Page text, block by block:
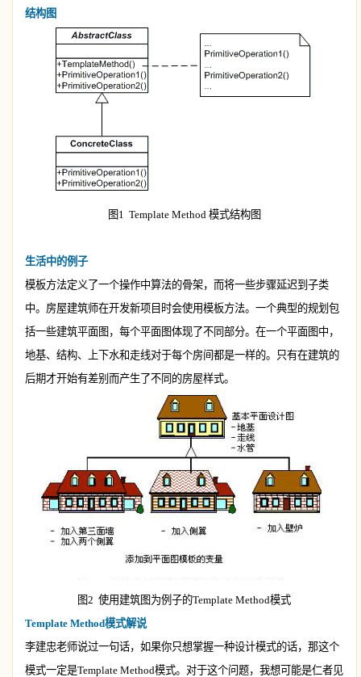
结构图
图 1 Template Method 模式结构图
生活中的例子
模板方法定义了一个操作中算法的骨架，而将一些步骤延迟到子类
中。房屋建筑师在开发新项目时会使用模板方法。一个典型的规划包
括一些建筑平面图，每个平面图体现了不同部分。在一个平面图中，
地基、结构、上下水和走线对于每个房间都是一样的。只有在建筑的
后期才开始有差别而产生了不同的房屋样式。
图2 使用建筑图为例子的Template Method模式
Template Method模式解说
李建忠老师说过一句话，如果你只想掌握一种设计模式的话，那这个
模式一定是Template Method模式。对于这个问题，我想可能是仁者见